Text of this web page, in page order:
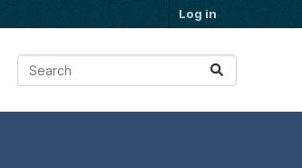
Log in